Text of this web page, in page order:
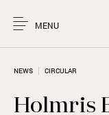
MENU
NEWS CIRCULAR
Holmris